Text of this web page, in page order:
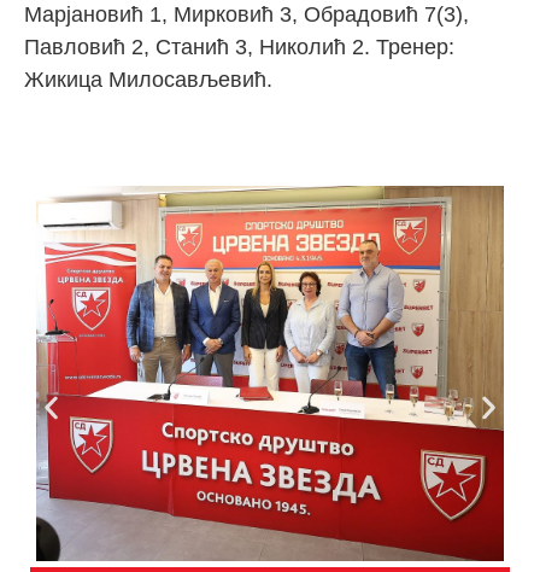
Марјановић 1, Мирковић 3, Обрадовић 7(3),
Павловић 2, Станић 3, Николић 2. Тренер:
Жикица Милосављевић.